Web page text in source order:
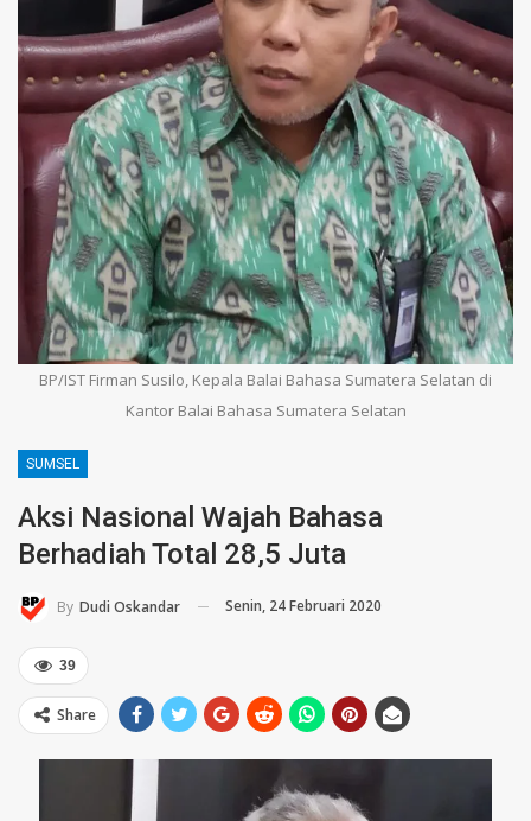
BP/IST Firman Susilo, Kepala Balai Bahasa Sumatera Selatan di
Kantor Balai Bahasa Sumatera Selatan
SUMSEL
Aksi Nasional Wajah Bahasa
Berhadiah Total 28,5 Juta
By Dudi Oskandar Senin, 24 Februari 2020
39
Share